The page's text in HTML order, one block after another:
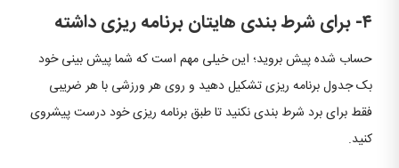
۴- برای شرط بندی هایتان برنامه ریزی داشته
حساب شده پیش بروید؛ این خیلی مهم است که شما پیش بینی خود
بک جدول برنامه ریزی تشکیل دهید و روی هر ورزشی با هر ضریبی
فقط برای برد شرط بندی نکنید تا طبق برنامه ریزی خود درست پیشروی
کنید.